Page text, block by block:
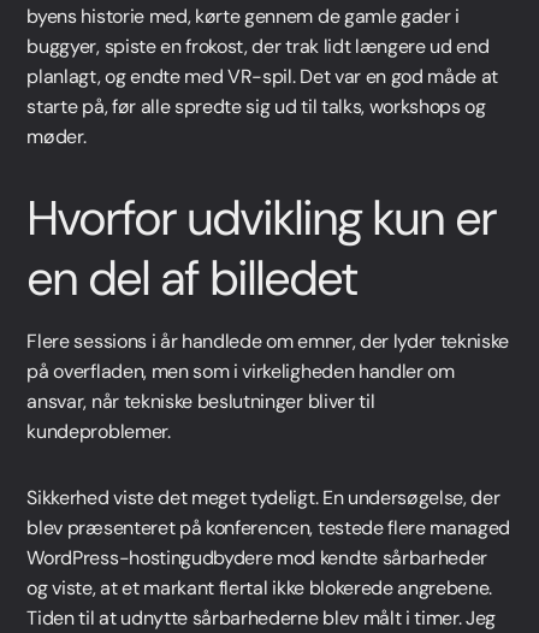
byens historie med, kørte gennem de gamle gader i
buggyer, spiste en frokost, der trak lidt længere ud end
planlagt, og endte med VR-spil. Det var en god måde at
starte på, før alle spredte sig ud til talks, workshops og
møder.
Hvorfor udvikling kun er
en del af billedet
Flere sessions i år handlede om emner, der lyder tekniske
på overfladen, men som i virkeligheden handler om
ansvar, når tekniske beslutninger bliver til
kundeproblemer.
Sikkerhed viste det meget tydeligt. En undersøgelse, der
blev præsenteret på konferencen, testede flere managed
WordPress-hostingudbydere mod kendte sårbarheder
og viste, at et markant flertal ikke blokerede angrebene.
Tiden til at udnytte sårbarhederne blev målt i timer. Jeg